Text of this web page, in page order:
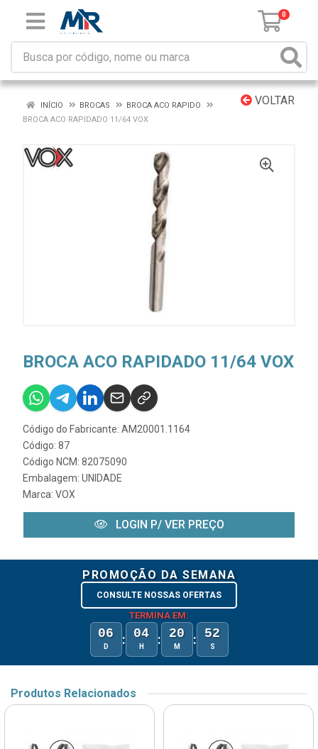
0
VOLTAR
INÍCIO BROCAS
BROCA ACO RAPIDO
BROCA ACO RAPIDADO 11/64 VOX
BROCA ACO RAPIDADO 11/64 VOX
Código do Fabricante: AM20001.1164
Código: 87
Código NCM: 82075090
Embalagem: UNIDADE
Marca: VOX
LOGIN P/ VER PREÇO
PROMOÇÃO DA SEMANA
CONSULTE NOSSAS OFERTAS
TERMINA EM:
06
D : 04
H : 20
M : 52
S
Produtos Relacionados